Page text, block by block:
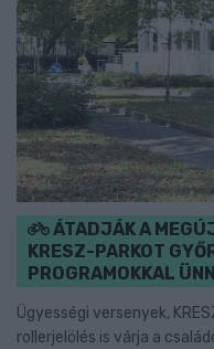
ÁTADJÁK A
KRESZ-PARKOT
PROGRAMOKKAL
Ügyességi versenyek,
rollerjelölés is várja a